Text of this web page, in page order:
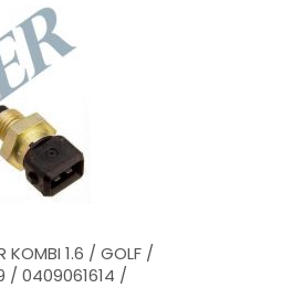
KOMBI 1.6 / GOLF /
/ 0409061614 /